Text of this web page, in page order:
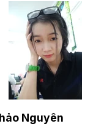
Nguyên